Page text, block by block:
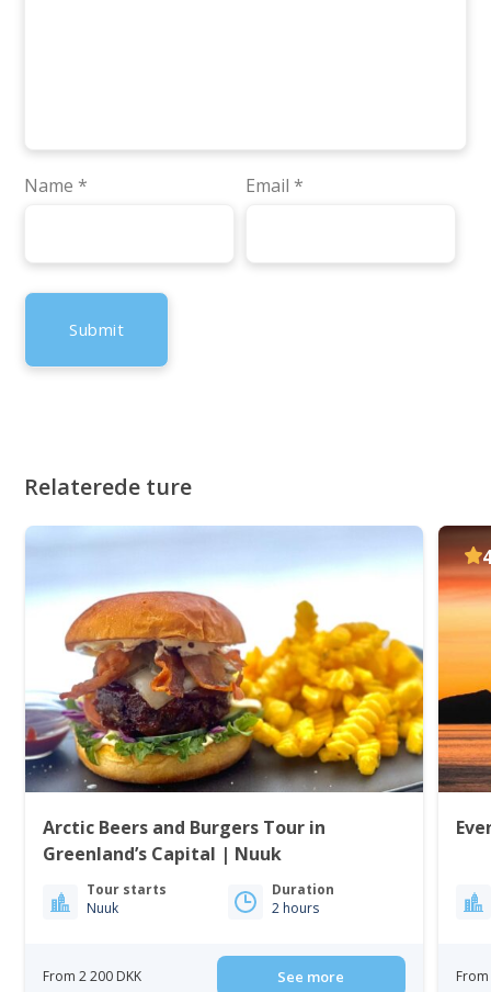
Name * Email *
Relaterede ture
Arctic Beers and Burgers Tour in
Greenland’s Capital | Nuuk
Tour starts
Nuuk
Duration
2 hours
From 2 200 DKK See more From